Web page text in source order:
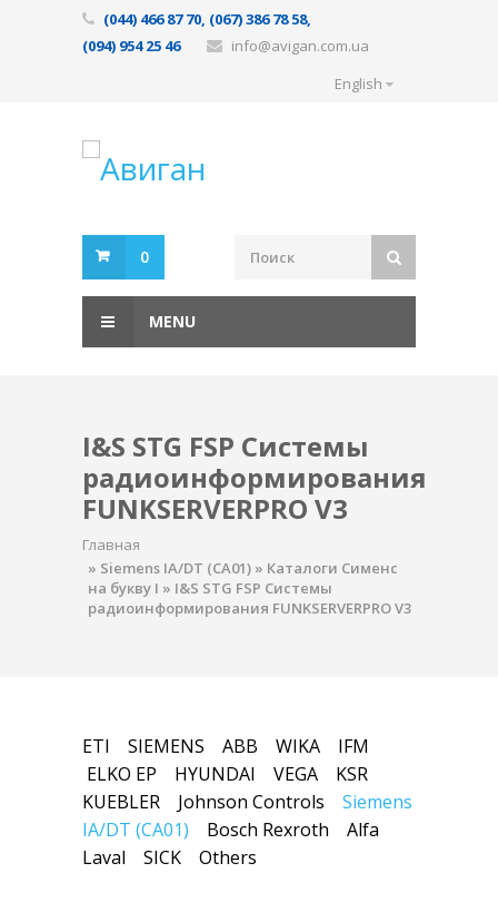
(044) 466 87 70, (067) 386 78 58,
(094) 954 25 46
info@avigan.com.ua
English
0
MENU
I&S STG FSP Системы
радиоинформирования
FUNKSERVERPRO V3
Главная
» Siemens IA/DT (CA01) » Каталоги Сименс
на букву I » I&S STG FSP Системы
радиоинформирования FUNKSERVERPRO V3
ETI SIEMENS ABB WIKA
IFM
ELKO EP
HYUNDAI VEGA
KSR
KUEBLER
Johnson Controls
Siemens
IA/DT (CA01)
Bosch Rexroth
Alfa
Laval
SICK Others